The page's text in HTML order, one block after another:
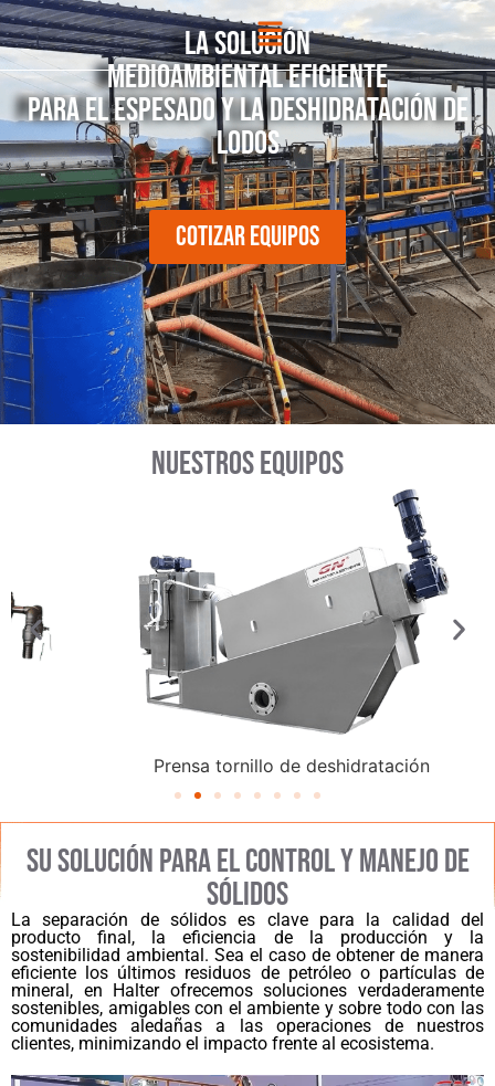
La solución
medioambiental eficiente
para el espesado y la deshidratación de
lodos
↓
COTIZAR EQUIPOS
Nuestros equipos
Prensa tornillo de deshidratación
SU SOLUCIÓN PARA EL CONTROL Y MANEJO DE
SÓLIDOS
La separación de sólidos es clave para la calidad del
producto final, la eficiencia de la producción y la
sostenibilidad ambiental. Sea el caso de obtener de manera
eficiente los últimos residuos de petróleo o partículas de
mineral, en Halter ofrecemos soluciones verdaderamente
sostenibles, amigables con el ambiente y sobre todo con las
comunidades aledañas a las operaciones de nuestros
clientes, minimizando el impacto frente al ecosistema.